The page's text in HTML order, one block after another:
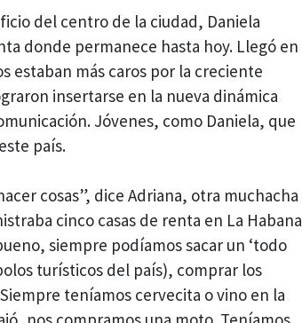
del centro de la ciudad, Daniela
donde permanece hasta hoy. Llegó en
estaban más caros por la creciente
insertarse en la nueva dinámica
Jóvenes, como Daniela, que
país.
cosas”, dice Adriana, otra muchacha
cinco casas de renta en La Habana
siempre podíamos sacar un ‘todo
turísticos del país), comprar los
teníamos cervecita o vino en la